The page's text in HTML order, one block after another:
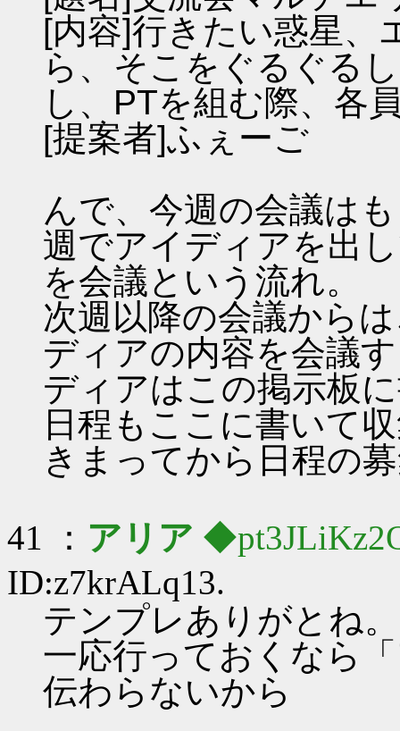
[内容]行きたい惑星、
ら、そこをぐるぐる
し、PTを組む際、各
[提案者]ふぇーご
んで、今週の会議は
週でアイディアを出
を会議という流れ。
次週以降の会議から
ディアの内容を会議
ディアはこの掲示板
日程もここに書いて
きまってから日程の
41 ： アリア
ID:z7krALq13.
テンプレありがとね。
一応行っておくなら
伝わらないから